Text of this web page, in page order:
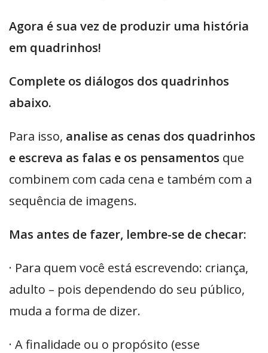
Agora é sua vez de produzir uma história
em quadrinhos!
Complete os diálogos dos quadrinhos
abaixo.
Para isso, analise as cenas dos quadrinhos
e escreva as falas e os pensamentos que
combinem com cada cena e também com a
sequência de imagens.
Mas antes de fazer, lembre-se de checar:
· Para quem você está escrevendo: criança,
adulto – pois dependendo do seu público,
muda a forma de dizer.
· A finalidade ou o propósito (esse